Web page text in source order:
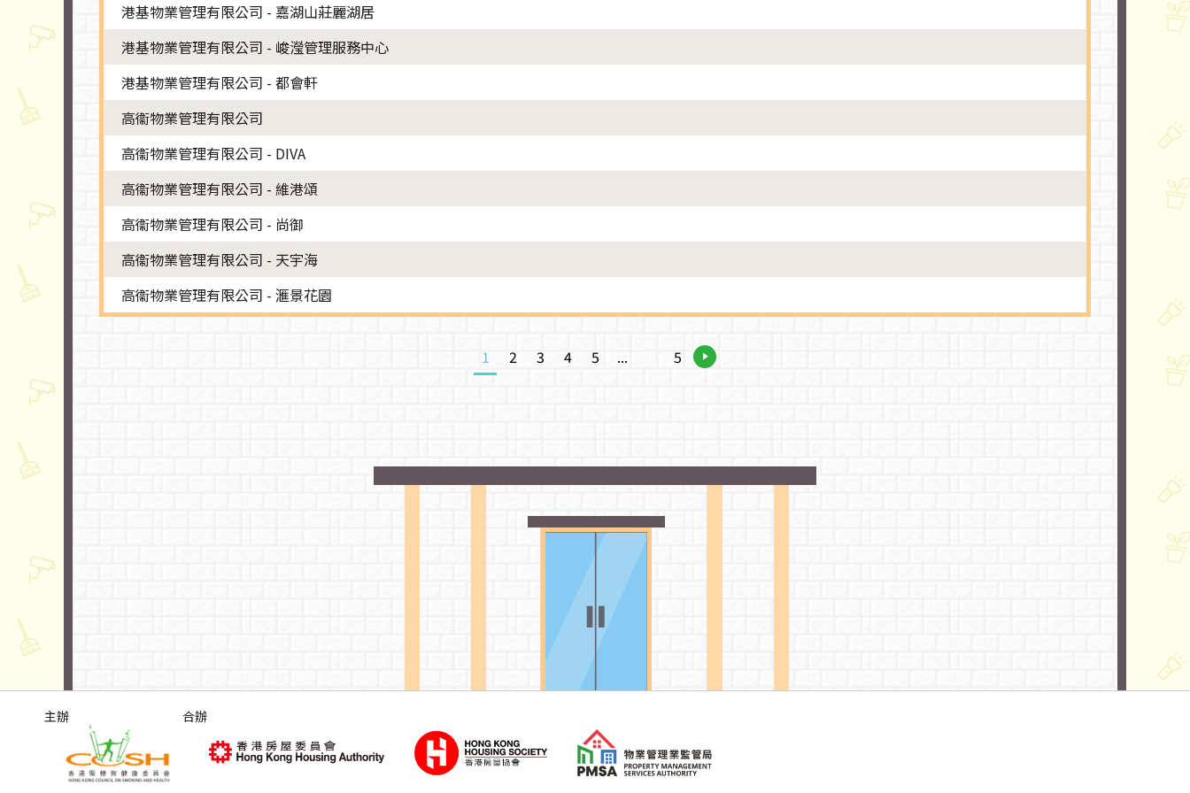
港基物業管理有限公司 - 嘉湖山莊麗湖居
港基物業管理有限公司 - 峻瀅管理服務中心
港基物業管理有限公司 - 都會軒
高衞物業管理有限公司
高衞物業管理有限公司 - DIVA
高衞物業管理有限公司 - 維港頌
高衞物業管理有限公司 - 尚御
高衞物業管理有限公司 - 天宇海
高衞物業管理有限公司 - 滙景花園
1 2 3 4 5 ... 5
主辦 合辦